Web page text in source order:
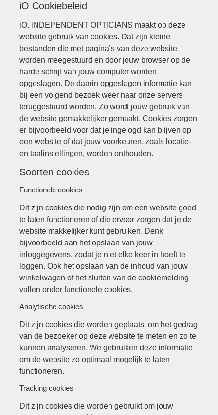
iO Cookiebeleid
iO. iNDEPENDENT OPTICIANS maakt op deze
website gebruik van cookies. Dat zijn kleine
bestanden die met pagina’s van deze website
worden meegestuurd en door jouw browser op de
harde schrijf van jouw computer worden
opgeslagen. De daarin opgeslagen informatie kan
bij een volgend bezoek weer naar onze servers
teruggestuurd worden. Zo wordt jouw gebruik van
de website gemakkelijker gemaakt. Cookies zorgen
er bijvoorbeeld voor dat je ingelogd kan blijven op
een website of dat jouw voorkeuren, zoals locatie-
en taalinstellingen, worden onthouden.
Soorten cookies
Functionele cookies
Dit zijn cookies die nodig zijn om een website goed
te laten functioneren of die ervoor zorgen dat je de
website makkelijker kunt gebruiken. Denk
bijvoorbeeld aan het opslaan van jouw
inloggegevens, zodat je niet elke keer in hoeft te
loggen. Ook het opslaan van de inhoud van jouw
winkelwagen of het sluiten van de cookiemelding
vallen onder functionele cookies.
Analytische cookies
Dit zijn cookies die worden geplaatst om het gedrag
van de bezoeker op deze website te meten en zo te
kunnen analyseren. We gebruiken deze informatie
om de website zo optimaal mogelijk te laten
functioneren.
Tracking cookies
Dit zijn cookies die worden gebruikt om jouw